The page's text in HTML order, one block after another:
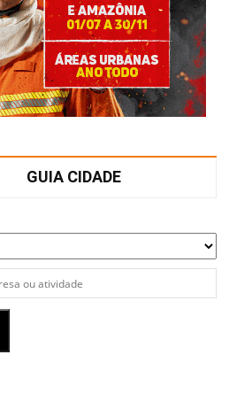
GUIA CIDADE